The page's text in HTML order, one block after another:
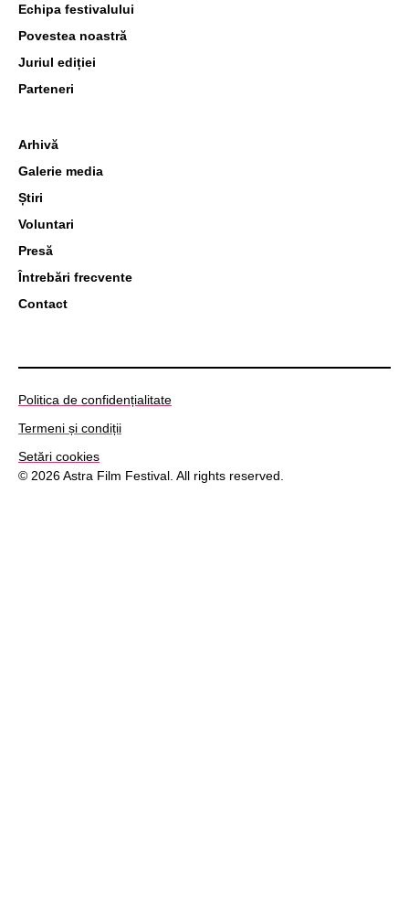
Arhivă
Galerie media
Știri
Voluntari
Presă
Întrebări frecvente
Contact
Echipa festivalului
Povestea noastră
Juriul ediției
Parteneri
Politica de confidențialitate
Termeni și condiții
Setări cookies
© 2026 Astra Film Festival. All rights reserved.